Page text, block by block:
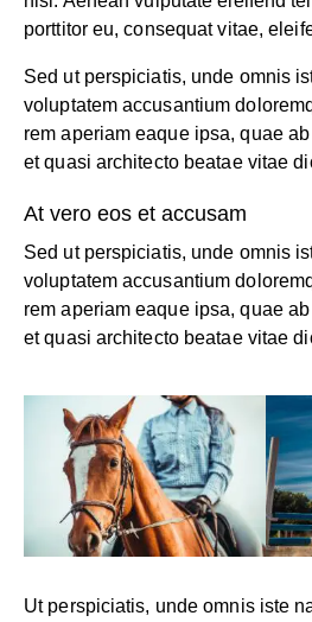
porttitor eu, consequat vitae,
Sed ut perspiciatis, unde omnis
voluptatem accusantium
rem aperiam eaque ipsa, quae
et quasi architecto beatae vitae
At vero eos et accusam
Sed ut perspiciatis, unde omnis
voluptatem accusantium
rem aperiam eaque ipsa, quae
et quasi architecto beatae vitae
Ut perspiciatis, unde omnis iste